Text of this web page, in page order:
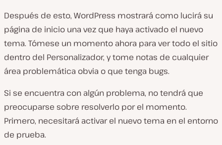
Después de esto, WordPress mostrará como lucirá su
página de inicio una vez que haya activado el nuevo
tema. Tómese un momento ahora para ver todo el sitio
dentro del Personalizador, y tome notas de cualquier
área problemática obvia o que tenga bugs.
Si se encuentra con algún problema, no tendrá que
preocuparse sobre resolverlo por el momento.
Primero, necesitará activar el nuevo tema en el entorno
de prueba.